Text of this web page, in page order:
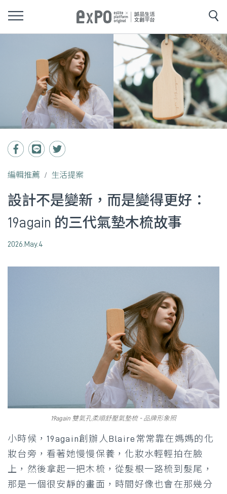
編輯推薦 生活提案
設計不是變新，而是變得更好：
19again 的三代氣墊木梳故事
2026.May.4
19again 雙氣孔柔順舒壓氣墊梳 - 品牌形象照
小時候，19again創辦人Blaire常常靠在媽媽的化
妝台旁，看著她慢慢保養，化妝水輕輕拍在臉
上，然後拿起一把木梳，從髮根一路梳到髮尾，
那是一個很安靜的畫面，時間好像也會在那幾分